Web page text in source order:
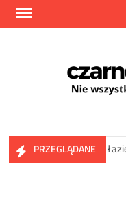
Skip
PRZEGLĄDANE
do łazienki, kuchni i